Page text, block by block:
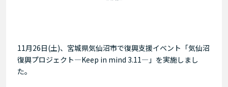
11月26日(土)、宮城県気仙沼市で復興支援イベント「気仙沼
復興プロジェクト―Keep in mind 3.11―」を実施しまし
た。